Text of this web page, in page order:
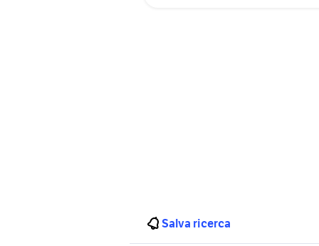
Salva ricerca